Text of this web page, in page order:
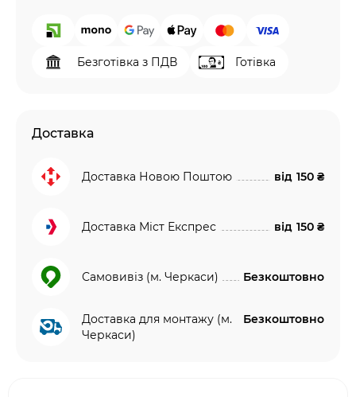
Безготівка з ПДВ Готівка
Доставка
Доставка Новою Поштою від 150 ₴
Доставка Міст Експрес від 150 ₴
Самовивіз (м. Черкаси) Безкоштовно
Доставка для монтажу (м.
Черкаси)
Безкоштовно